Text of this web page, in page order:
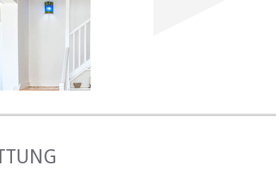
Genießen Sie morgens einen Kaffee und